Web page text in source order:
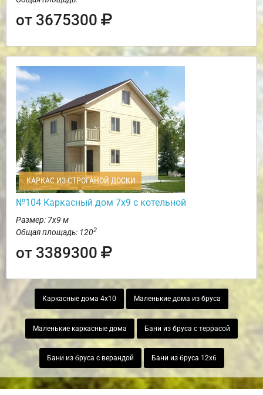
от 3675300
КАРКАС ИЗ СТРОГАНОЙ ДОСКИ
№104 Каркасный дом 7х9 с котельной
Размер: 7х9 м
Общая площадь: 1202
от 3389300
Каркасные дома 4х10 Маленькие дома из бруса
Маленькие каркасные дома Бани из бруса с террасой
Бани из бруса с верандой Бани из бруса 12х6